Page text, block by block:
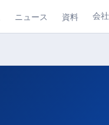
ニュース 資料 会